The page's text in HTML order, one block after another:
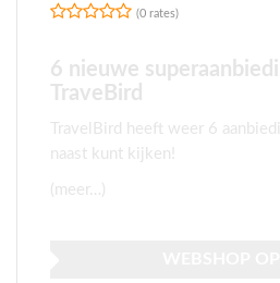
(0 rates)
6 nieuwe
TraveBird
TravelBird heeft weer 6
naast kunt kijken!
(meer…)